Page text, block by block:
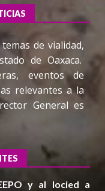
de vialidad,
de Oaxaca.
eventos de
relevantes a la
General es
y al Iocied a